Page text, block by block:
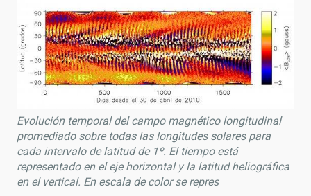
Evolución temporal del campo magnético longitudinal
promediado sobre todas las longitudes solares para
cada intervalo de latitud de 1º. El tiempo está
representado en el eje horizontal y la latitud heliográfica
en el vertical. En escala de color se repres